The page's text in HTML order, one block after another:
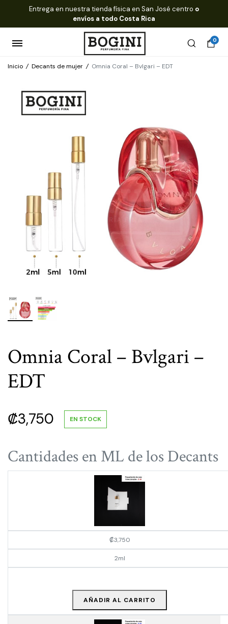
Entrega en nuestra tienda física en San José centro o
envíos a todo Costa Rica
0
Inicio / Decants de mujer / Omnia Coral – Bvlgari – EDT
Omnia Coral – Bvlgari –
EDT
₡3,750 EN STOCK
Cantidades en ML de los Decants
₡3,750
2ml
AÑADIR AL CARRITO